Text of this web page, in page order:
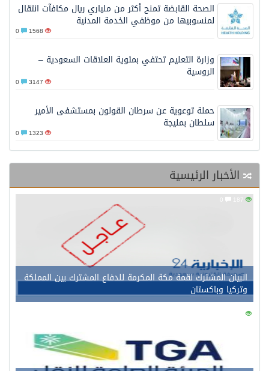
الصحة القابضة تمنح أكثر من ملياري ريال مكافآت انتقال
لمنسوبيها من موظفي الخدمة المدنية
1568
وزارة التعليم تحتفي بمئوية العلاقات السعودية –
الروسية
3147
حملة توعوية عن سرطان القولون بمستشفى الأمير
سلطان بمليجة
1323
الأخبار الرئيسية
البيان المشترك لقمة مكة المكرمة للدفاع المشترك بين المملكة
وتركيا وباكستان
174